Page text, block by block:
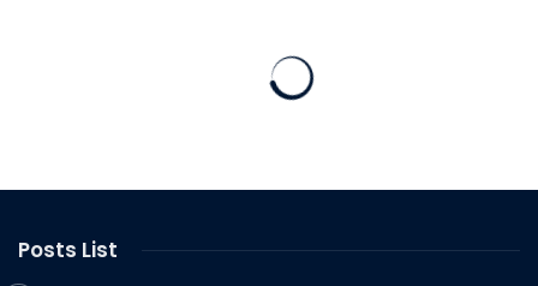
Posts List